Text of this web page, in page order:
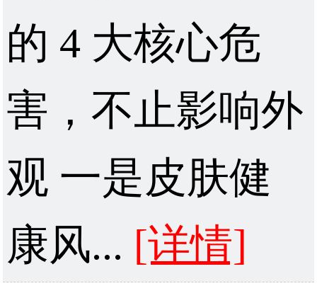
的 4 大核心危
害，不止影响外
观 一是皮肤健
康风... [详情]